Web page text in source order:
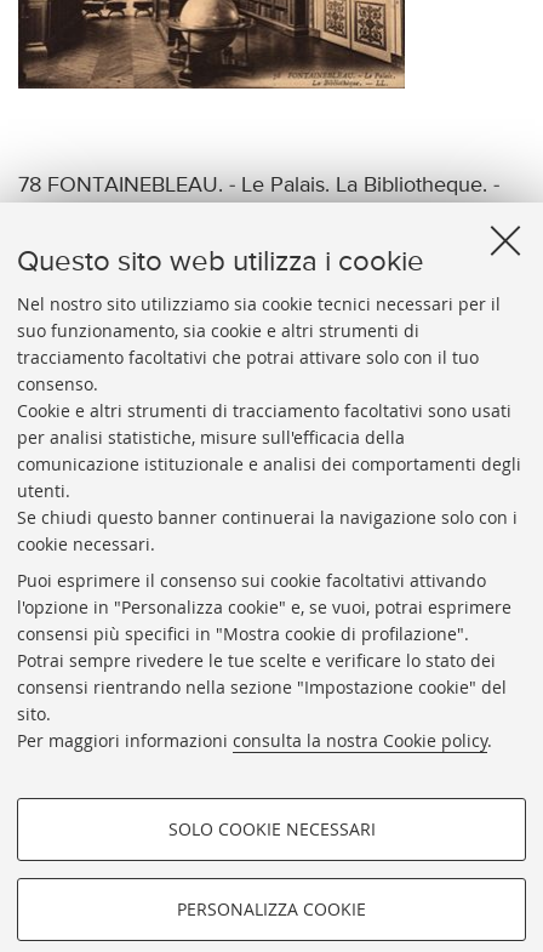
Questo sito web utilizza i cookie
Nel nostro sito utilizziamo sia cookie tecnici necessari per il
suo funzionamento, sia cookie e altri strumenti di
tracciamento facoltativi che potrai attivare solo con il tuo
consenso.
Cookie e altri strumenti di tracciamento facoltativi sono usati
per analisi statistiche, misure sull'efficacia della
comunicazione istituzionale e analisi dei comportamenti degli
utenti.
Se chiudi questo banner continuerai la navigazione solo con i
cookie necessari.
Puoi esprimere il consenso sui cookie facoltativi attivando
l'opzione in "Personalizza cookie" e, se vuoi, potrai esprimere
consensi più specifici in "Mostra cookie di profilazione".
Potrai sempre rivedere le tue scelte e verificare lo stato dei
consensi rientrando nella sezione "Impostazione cookie" del
sito.
Per maggiori informazioni consulta la nostra Cookie policy.
COOKIE DI PROFILAZIONE -
FACOLTATIVI
SOLO COOKIE NECESSARI
PERSONALIZZA COOKIE
78 FONTAINEBLEAU. - Le Palais. La Bibliotheque. -
UNIVERSITARIA
Presidente: prof. Francesco Citti
Coordinatrice gestionale: Maria Pia Torricelli
Responsabile Amministrativo: Luigia Di Pumpo
Via Zamboni, 33/35 - 40126 Bologna (BO)
Tel. +39 051 2088306 - Fax +39 051 2088385
bub.info@unibo.it
bub.biblioteca@pec.unibo.it
Dove siamo
Orario dei servizi
Helpdesk
Rubrica di Ateneo
Privacy e note legali